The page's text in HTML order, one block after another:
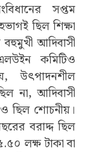
সপ্তম
ছিল শিক্ষা
আদিবাসী
কমিটিও
উৎপাদনশীল
না, আদিবাসী
ছিল শোচনীয়।
বরাদ্দ ছিল
লক্ষ টাকা বা